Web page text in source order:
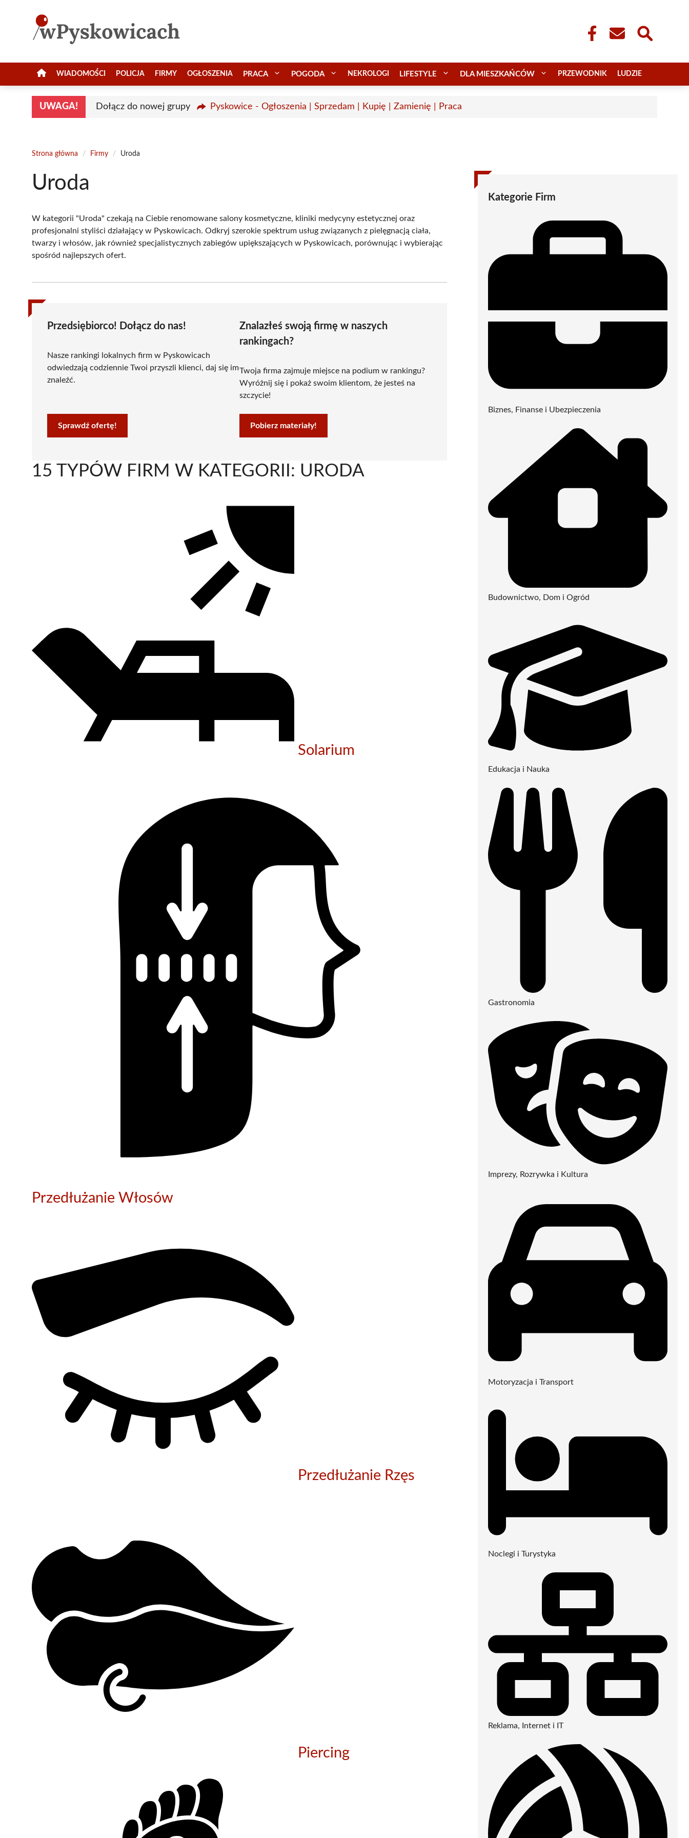
WIADOMOŚCI POLICJA FIRMY OGŁOSZENIA PRACA POGODA NEKROLOGI LIFESTYLE DLA MIESZKAŃCÓW PRZEWODNIK LUDZIE
UWAGA! Dołącz do nowej grupy Pyskowice - Ogłoszenia | Sprzedam | Kupię | Zamienię | Praca
Strona główna / Firmy / Uroda
Uroda
W kategorii "Uroda" czekają na Ciebie renomowane salony kosmetyczne, kliniki medycyny estetycznej oraz
profesjonalni styliści działający w Pyskowicach. Odkryj szerokie spektrum usług związanych z pielęgnacją ciała,
twarzy i włosów, jak również specjalistycznych zabiegów upiększających w Pyskowicach, porównując i wybierając
spośród najlepszych ofert.
Przedsiębiorco! Dołącz do nas!
Nasze rankingi lokalnych firm w Pyskowicach
odwiedzają codziennie Twoi przyszli klienci, daj się im
znaleźć.
Sprawdź ofertę!
Znalazłeś swoją firmę w naszych
rankingach?
Twoja firma zajmuje miejsce na podium w rankingu?
Wyróżnij się i pokaż swoim klientom, że jesteś na
szczycie!
Pobierz materiały!
15 TYPÓW FIRM W KATEGORII: URODA
Solarium
Przedłużanie Włosów
Przedłużanie Rzęs
Piercing
Kategorie Firm
Biznes, Finanse i Ubezpieczenia
Budownictwo, Dom i Ogród
Edukacja i Nauka
Gastronomia
Imprezy, Rozrywka i Kultura
Motoryzacja i Transport
Noclegi i Turystyka
Reklama, Internet i IT